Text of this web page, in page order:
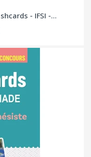
- IFSI -...